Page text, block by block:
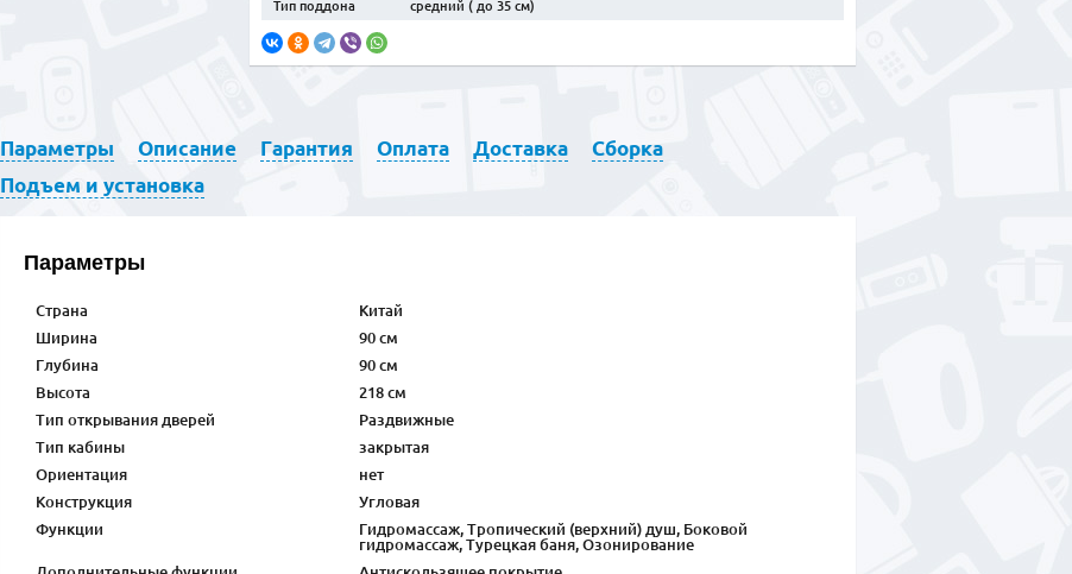
Тип поддона
средний ( до 35 см)
Параметры Описание Гарантия Оплата Доставка
Сборка
Подъем и установка
Параметры
Страна
Китай
Ширина
90 см
Глубина
90 см
Высота
218 см
Тип открывания дверей
Раздвижные
Тип кабины
закрытая
Ориентация
нет
Конструкция
Угловая
Функции
Гидромассаж, Тропический (верхний) душ, Боковой
гидромассаж, Турецкая баня, Озонирование